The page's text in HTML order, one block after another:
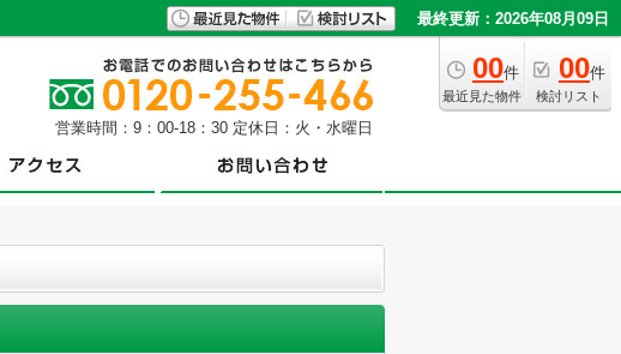
最終更新：2026年08月09日
00件
最近見た物件
00件
検討リスト
営業時間：9：00-18：30 定休日：火・水曜日